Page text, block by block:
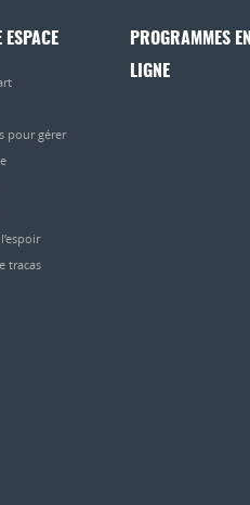
ESPACE
pour gérer
tracas
PROGRAMMES EN
LIGNE